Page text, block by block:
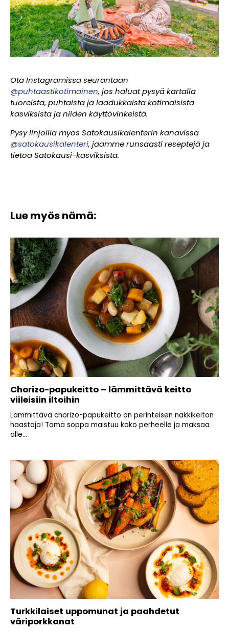
Ota Instagramissa seurantaan
@puhtaastikotimainen, jos haluat pysyä kartalla
tuoreista, puhtaista ja laadukkaista kotimaisista
kasviksista ja niiden käyttövinkeistä.
Pysy linjoilla myös Satokausikalenterin kanavissa
@satokausikalenteri, jaamme runsaasti reseptejä ja
tietoa Satokausi-kasviksista.
Lue myös nämä:
Chorizo-papukeitto – lämmittävä keitto
viileisiin iltoihin
Lämmittävä chorizo-papukeitto on perinteisen nakkikeiton
haastaja! Tämä soppa maistuu koko perheelle ja maksaa
alle...
Turkkilaiset uppomunat ja paahdetut
väriporkkanat